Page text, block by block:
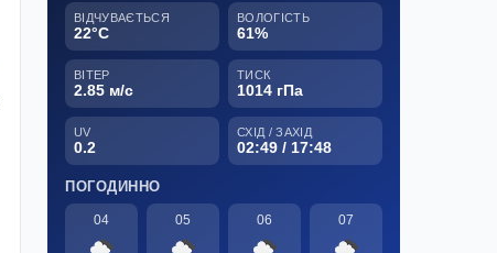
ВІДЧУВАЄТЬСЯ
22°C
ВОЛОГІСТЬ
61%
ВІТЕР
2.85 м/с
ТИСК
1014 гПа
UV
0.2
СХІД / ЗАХІД
02:49 / 17:48
ПОГОДИННО
04 05 06 07